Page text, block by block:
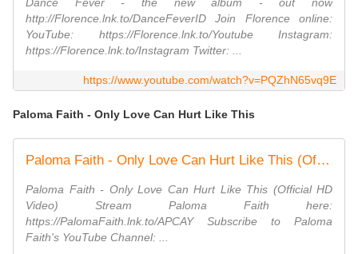
http://Florence.lnk.to/DanceFeverID Join Florence online:
YouTube: https://Florence.lnk.to/Youtube Instagram:
https://Florence.lnk.to/Instagram Twitter: ...
https://www.youtube.com/watch?v=PQZhN65vq9E
Paloma Faith - Only Love Can Hurt Like This
Paloma Faith - Only Love Can Hurt Like This (Official Video)
Paloma Faith - Only Love Can Hurt Like This (Official HD
Video) Stream Paloma Faith here:
https://PalomaFaith.lnk.to/APCAY Subscribe to Paloma
Faith's YouTube Channel: ...